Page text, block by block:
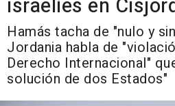
israelíes en
Hamás tacha de "nulo y
Jordania habla de
Derecho Internacional"
solución de dos Estados"